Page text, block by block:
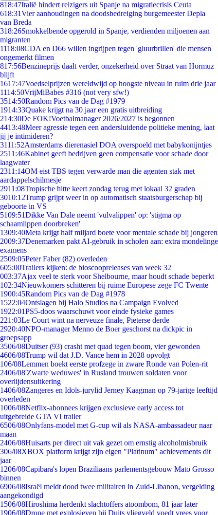
818:47Italië hindert reizigers uit Spanje na migratiecrisis Ceuta
618:31Vier aanhoudingen na doodsbedreiging burgemeester Depla
van Breda
318:26Smokkelbende opgerold in Spanje, verdienden miljoenen aan
migranten
1118:08CDA en D66 willen ingrijpen tegen 'gluurbrillen' die mensen
ongemerkt filmen
817:56Benzineprijs daalt verder, onzekerheid over Straat van Hormuz
blijft
1617:47Voedselprijzen wereldwijd op hoogste niveau in ruim drie jaar
1114:50VrijMiBabes #316 (not very sfw!)
3514:50Random Pics van de Dag #1979
1914:33Quake krijgt na 30 jaar een gratis uitbreiding
214:30De FOK!Voetbalmanager 2026/2027 is begonnen
4413:48Meer agressie tegen een andersluidende politieke mening, laat
jij je intimideren?
3111:52Amsterdams dierenasiel DOA overspoeld met babykonijntjes
2511:46Kabinet geeft bedrijven geen compensatie voor schade door
laagwater
2311:14OM eist TBS tegen verwarde man die agenten stak met
aardappelschilmesje
2911:08Tropische hitte keert zondag terug met lokaal 32 graden
3010:12Trump grijpt weer in op automatisch staatsburgerschap bij
geboorte in VS
5109:51Dikke Van Dale neemt 'vulvalippen' op: 'stigma op
schaamlippen doorbreken'
1309:40Meta krijgt half miljard boete voor mentale schade bij jongeren
2009:37Denemarken pakt AI-gebruik in scholen aan: extra mondelinge
examens
2509:05Peter Faber (82) overleden
605:00Trailers kijken: de bioscoopreleases van week 32
003:37Ajax veel te sterk voor Shelbourne, maar houdt schade beperkt
102:34Nieuwkomers schitteren bij ruime Europese zege FC Twente
1900:45Random Pics van de Dag #1978
1522:04Ontslagen bij Halo Studios na Campaign Evolved
1922:01PS5-doos waarschuwt voor einde fysieke games
221:03Le Court wint na nerveuze finale, Pieterse derde
2920:40NPO-manager Menno de Boer geschorst na dickpic in
groepsapp
3506/08Duitser (93) crasht met quad tegen boom, vier gewonden
4606/08Trump wil dat J.D. Vance hem in 2028 opvolgt
106/08Lemmen boekt eerste profzege in zware Ronde van Polen-rit
2406/08'Zwarte weduwes' in Rusland trouwen soldaten voor
overlijdensuitkering
1406/08Zangeres en Idols-jurylid Jerney Kaagman op 79-jarige leeftijd
overleden
1006/08Netflix-abonnees krijgen exclusieve early access tot
uitgebreide GTA VI trailer
6506/08Onlyfans-model met G-cup wil als NASA-ambassadeur naar
maan
2406/08Huisarts per direct uit vak gezet om ernstig alcoholmisbruik
306/08XBOX platform krijgt zijn eigen "Platinum" achievements dit
jaar
1206/08Capibara's lopen Braziliaans parlementsgebouw Mato Grosso
binnen
6906/08Israël meldt dood twee militairen in Zuid-Libanon, vergelding
aangekondigd
1506/08Hiroshima herdenkt slachtoffers atoombom, 81 jaar later
1906/08Drone met explosieven bij Duits vliegveld voedt vrees voor